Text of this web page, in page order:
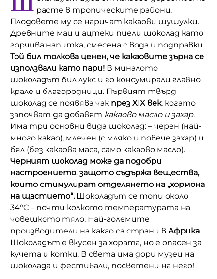
Домашен любимец
Питаме Ви
До ре ми
расте в тропическите райони.
Плодовете му се наричат какаови шушулки.
Древните маи и ацтеки пиели шоколад като
горчива напитка, смесена с вода и подправки.
Той бил толкова ценен, че какаовите зърна се
използвали като пари! В миналото
шоколадът бил лукс и го консумирали главно
крале и благородници. Първият твърд
шоколад се появява чак през XIX век, когато
започват да добавят какаово масло и захар.
Има три основни вида шоколад: – черен (най-
много какао), млечен (с мляко и повече захар) и
бял (без какаова маса, само какаово масло).
Черният шоколад може да подобри
настроението, защото съдържа вещества,
които стимулират отделянето на „хормона
на щастието“.Шоколадът се топи около
34°C – почти колкото температурата на
човешкото тяло. Най-големите
производители на какао са страни в Африка.
Шоколадът е вкусен за хората, но е опасен за
кучета и котки. В света има дори музеи на
шоколада и фестивали, посветени на него!